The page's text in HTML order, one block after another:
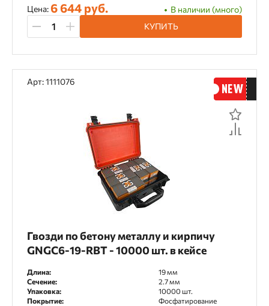
Цена: 6 644 руб.
В наличии (много)
КУПИТЬ
Арт: 1111076
Гвозди по бетону металлу и кирпичу
GNGC6-19-RBT - 10000 шт. в кейсе
Длина:
19 мм
Сечение:
2.7 мм
Упаковка:
10000 шт.
Покрытие:
Фосфатирование